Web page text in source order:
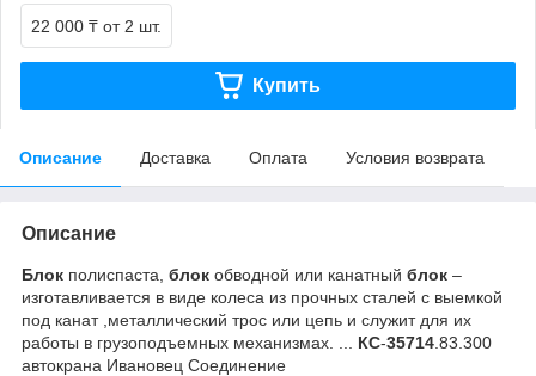
22 000 ₸ от 2 шт.
Купить
Описание Доставка Оплата Условия возврата
Описание
Блок полиспаста, блок обводной или канатный блок –
изготавливается в виде колеса из прочных сталей с выемкой
под канат ,металлический трос или цепь и служит для их
работы в грузоподъемных механизмах. ... КС-35714 .83.300
автокрана Ивановец Соединение